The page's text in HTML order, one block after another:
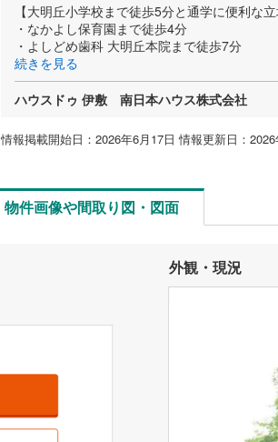
【大明丘小学校まで徒歩5分と通学に便利な
・なかよし保育園まで徒歩4分
・よしどめ歯科 大明丘本院まで徒歩7分
続きを見る
ハウスドゥ 伊敷 南日本ハウス株式会社
情報掲載開始日：2026年6月17日 情報更新日：
物件画像や間取り図・図面
外観・現況